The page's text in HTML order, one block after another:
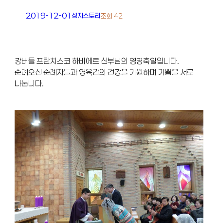
2019-12-01 성지스토리조회 42
강버들 프란치스코 하비에르 신부님의 영명축일입니다.
순례오신 순례자들과 영육간의 건강을 기원하며 기쁨을 서로
나눕니다.